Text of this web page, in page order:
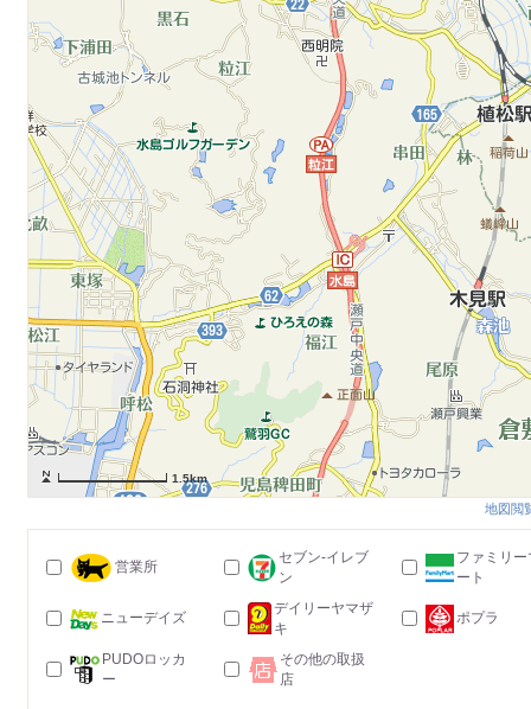
1.5km
地図閲
営業所
セブン-イレブ
ン
ファミリー
ート
ニューデイズ
デイリーヤマザ
キ
ポプラ
PUDOロッカ
ー
その他の取扱
店